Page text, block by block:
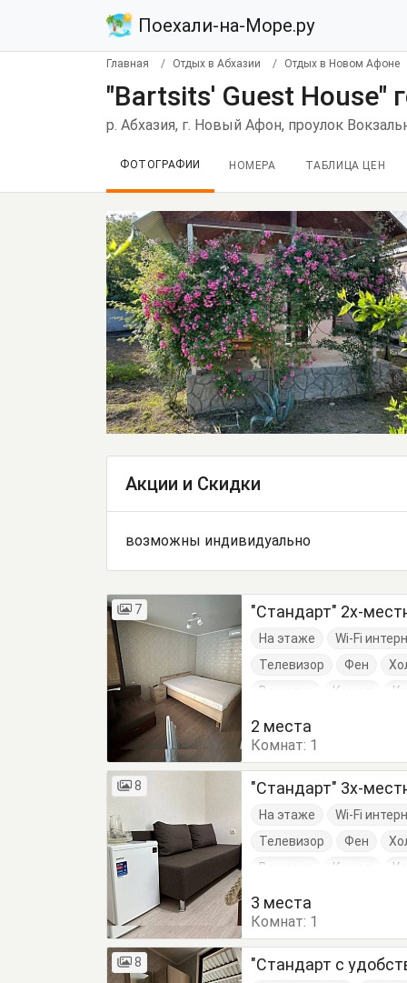
Поехали-на-Море.ру
Главная Отдых в Абхазии Отдых в Новом Афоне
"Bartsits' Guest House"
р. Абхазия, г. Новый Афон, проулок
ФОТОГРАФИИ НОМЕРА ТАБЛИЦА ЦЕН
Акции и Скидки
возможны индивидуально
7 "Стандарт" 2х-
На этаже Wi-Fi
Телевизор
Фен
Вешалка
Комод
2 места
Комнат: 1
8 "Стандарт" 3х-
На этаже Wi-Fi
Телевизор
Фен
Вешалка
Комод
3 места
Комнат: 1
8 "Стандарт с